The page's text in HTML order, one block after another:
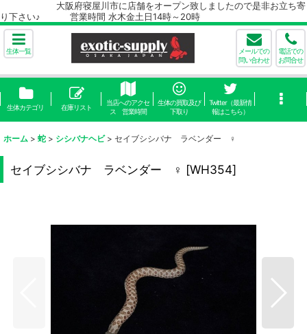
大阪府寝屋川市に店舗をオープン致しましたので是非お立ち寄
り下さい♪ 営業時間 水木金土日14時～20時
生体一覧
メールでの
問い合わせ
電話での
お問合せ
生体カテゴリ 在庫リスト
当店へのアクセ
ス 営業時間
生体の買取及び
下取り
Twitter（最新情
報はこちら）
ホーム > 蛇 > シシバナヘビ > セイブシシバナ ラベンダー ♀
セイブシシバナ ラベンダー ♀ [WH354]